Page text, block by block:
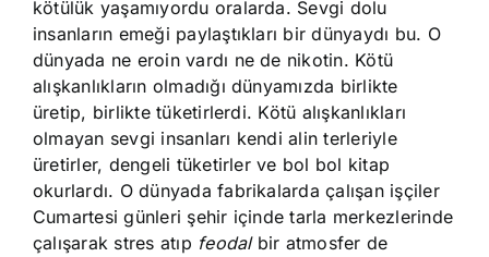
kötülük yaşamıyordu oralarda. Sevgi dolu
insanların emeği paylaştıkları bir dünyaydı bu. O
dünyada ne eroin vardı ne de nikotin. Kötü
alışkanlıkların olmadığı dünyamızda birlikte
üretip, birlikte tüketirlerdi. Kötü alışkanlıkları
olmayan sevgi insanları kendi alin terleriyle
üretirler, dengeli tüketirler ve bol bol kitap
okurlardı. O dünyada fabrikalarda çalışan işçiler
Cumartesi günleri şehir içinde tarla merkezlerinde
çalışarak stres atıp feodalbir atmosfer de